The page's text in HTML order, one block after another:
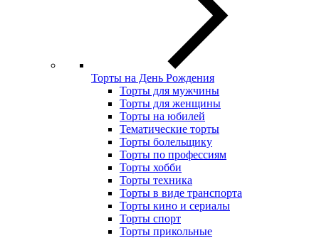
Торты на День Рождения
Торты для мужчины
Торты для женщины
Торты на юбилей
Тематические торты
Торты болельщику
Торты по профессиям
Торты хобби
Торты техника
Торты в виде транспорта
Торты кино и сериалы
Торты спорт
Торты прикольные